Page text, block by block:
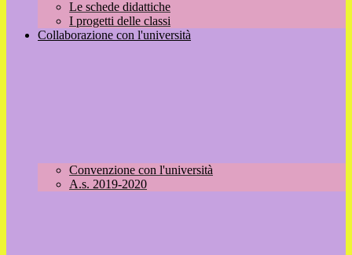
Le schede didattiche
I progetti delle classi
Collaborazione con l'università
Convenzione con l'università
A.s. 2019-2020